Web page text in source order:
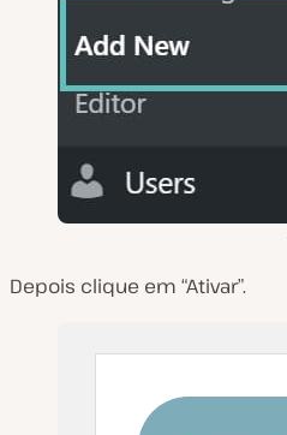
Depois clique em “Ativar”.